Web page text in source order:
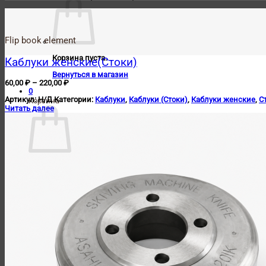
Корзина пуста.
Вернуться в магазин
0
Корзина
Вернуться в магазин
Flip book element
Каблуки женские(Стоки)
60,00 ₽ – 220,00 ₽Диапазон
60,00 ₽
Артикул:Н/Д Категории: Каблуки, Каблуки (Стоки), Каблуки женские,
Читать далее